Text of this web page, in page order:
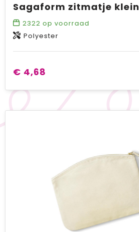
Sagaform zitmatje klein
2322 op voorraad
Polyester
€ 4,68